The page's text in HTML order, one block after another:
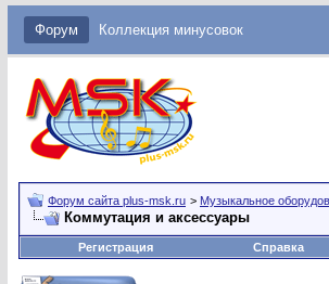
Форум Коллекция минусовок
Форум сайта plus-msk.ru > Музыкальное
Коммутация и аксессуары
Регистрация Справка